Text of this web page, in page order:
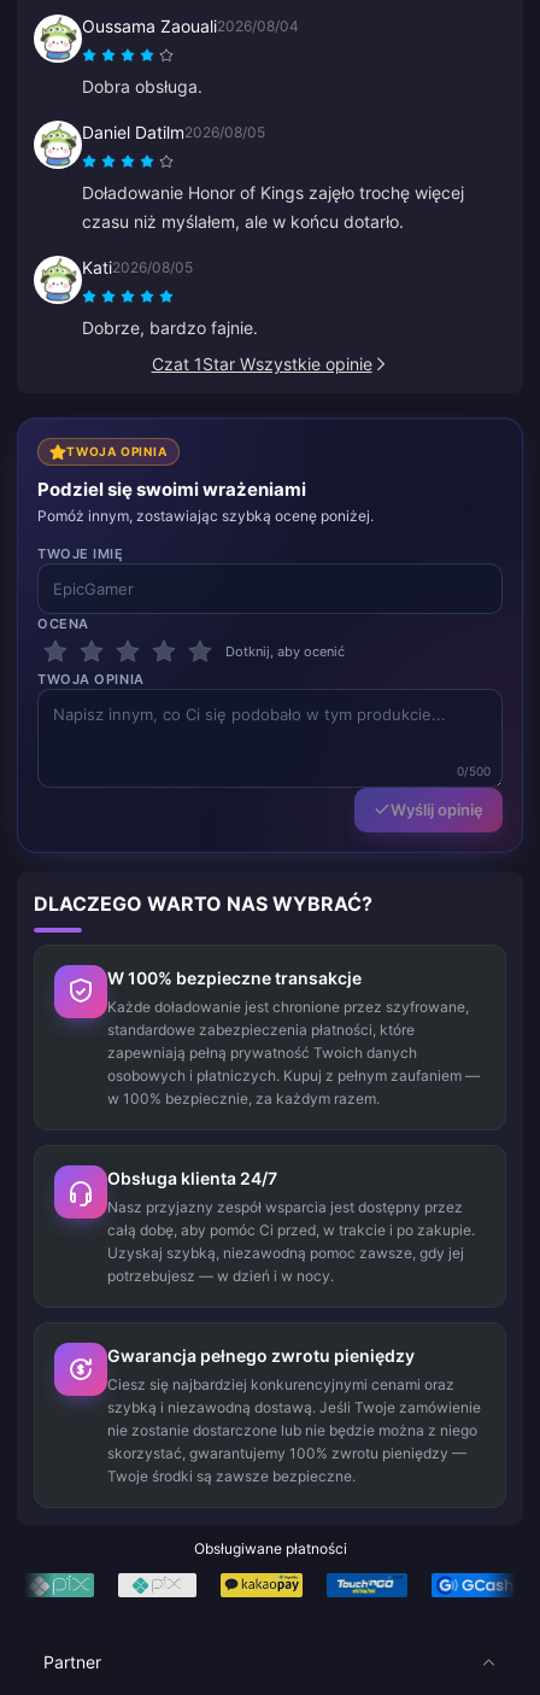
Oussama Zaouali2026/08/04
Dobra obsługa.
Daniel Datilm2026/08/05
Doładowanie Honor of Kings zajęło trochę więcej
czasu niż myślałem, ale w końcu dotarło.
Kati2026/08/05
Dobrze, bardzo fajnie.
Czat 1Star Wszystkie opinie
TWOJA OPINIA
Podziel się swoimi wrażeniami
Pomóż innym, zostawiając szybką ocenę poniżej.
TWOJE IMIĘ
OCENA
Dotknij, aby ocenić
TWOJA OPINIA
0/500
Wyślij opinię
DLACZEGO WARTO NAS WYBRAĆ?
W 100% bezpieczne transakcje
Każde doładowanie jest chronione przez szyfrowane,
standardowe zabezpieczenia płatności, które
zapewniają pełną prywatność Twoich danych
osobowych i płatniczych. Kupuj z pełnym zaufaniem —
w 100% bezpiecznie, za każdym razem.
Obsługa klienta 24/7
Nasz przyjazny zespół wsparcia jest dostępny przez
całą dobę, aby pomóc Ci przed, w trakcie i po zakupie.
Uzyskaj szybką, niezawodną pomoc zawsze, gdy jej
potrzebujesz — w dzień i w nocy.
Gwarancja pełnego zwrotu pieniędzy
Ciesz się najbardziej konkurencyjnymi cenami oraz
szybką i niezawodną dostawą. Jeśli Twoje zamówienie
nie zostanie dostarczone lub nie będzie można z niego
skorzystać, gwarantujemy 100% zwrotu pieniędzy —
Twoje środki są zawsze bezpieczne.
Obsługiwane płatności
Partner